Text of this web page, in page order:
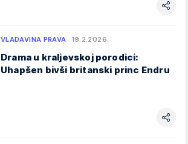
VLADAVINA PRAVA 19.2.2026.
Drama u kraljevskoj porodici:
Uhapšen bivši britanski princ Endru